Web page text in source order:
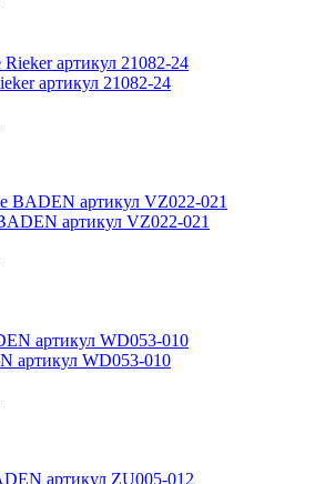
артикул 21082-24
артикул VZ022-021
артикул WD053-010